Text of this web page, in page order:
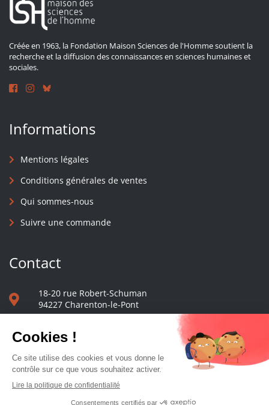
Créée en 1963, la Fondation Maison Sciences de l'Homme soutient la
recherche et la diffusion des connaissances en sciences humaines et
sociales.
Informations
Mentions légales
Conditions générales de ventes
Qui sommes-nous
Suivre une commande
Contact
18-20 rue Robert-Schuman
94227 Charenton-le-Pont